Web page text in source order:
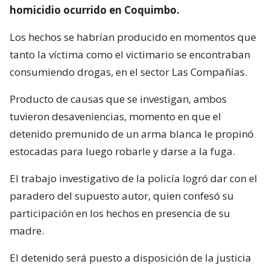
homicidio ocurrido en Coquimbo.
Los hechos se habrían producido en momentos que
tanto la víctima como el victimario se encontraban
consumiendo drogas, en el sector Las Compañías.
Producto de causas que se investigan, ambos
tuvieron desaveniencias, momento en que el
detenido premunido de un arma blanca le propinó
estocadas para luego robarle y darse a la fuga.
El trabajo investigativo de la policía logró dar con el
paradero del supuesto autor, quien confesó su
participación en los hechos en presencia de su
madre.
El detenido será puesto a disposición de la justicia